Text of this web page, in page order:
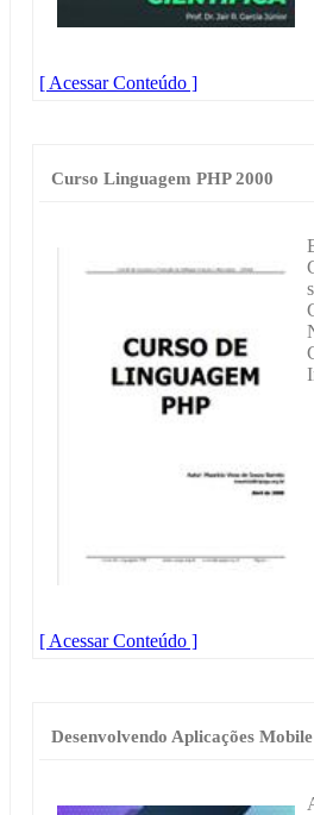
[ Acessar Conteúdo ]
Curso Linguagem PHP 2000
[ Acessar Conteúdo ]
Desenvolvendo Aplicações